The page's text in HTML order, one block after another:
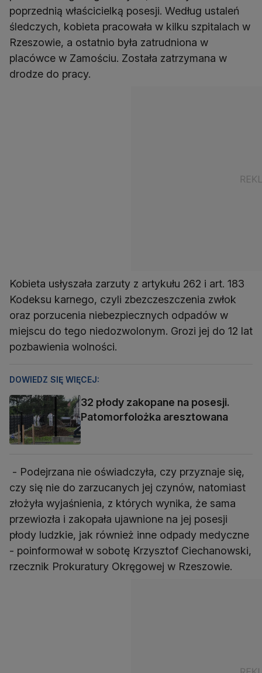
poprzednią właścicielką posesji. Według ustaleń
śledczych, kobieta pracowała w kilku szpitalach w
Rzeszowie, a ostatnio była zatrudniona w
placówce w Zamościu. Została zatrzymana w
drodze do pracy.
Kobieta usłyszała zarzuty z artykułu 262 i art. 183
Kodeksu karnego, czyli zbezczeszczenia zwłok
oraz porzucenia niebezpiecznych odpadów w
miejscu do tego niedozwolonym. Grozi jej do 12 lat
pozbawienia wolności.
DOWIEDZ SIĘ WIĘCEJ:
32 płody zakopane na posesji.
Patomorfolożka aresztowana
- Podejrzana nie oświadczyła, czy przyznaje się,
czy się nie do zarzucanych jej czynów, natomiast
złożyła wyjaśnienia, z których wynika, że sama
przewiozła i zakopała ujawnione na jej posesji
płody ludzkie, jak również inne odpady medyczne
- poinformował w sobotę Krzysztof Ciechanowski,
rzecznik Prokuratury Okręgowej w Rzeszowie.